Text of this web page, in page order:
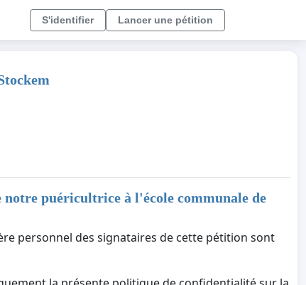
S'identifier Lancer une pétition
puéricultrice à l'école communale de
personnel des signataires de cette pétition sont